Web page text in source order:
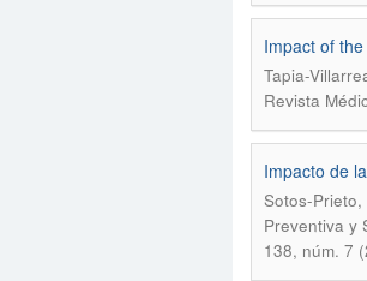
Impact of
Tapia-
Revista
Impacto de
Sotos-
Preventiva y
138, núm. 7